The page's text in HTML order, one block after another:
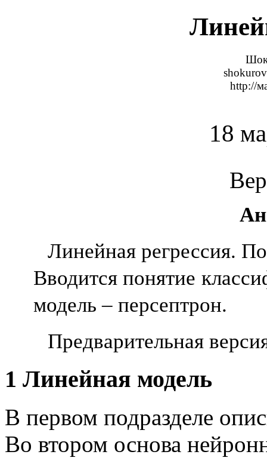
http://
18
Линейная регрессия.
Вводится понятие
модель – персептрон.
Предварительная
1 Линейная модель
В первом подразделе
Во втором основа